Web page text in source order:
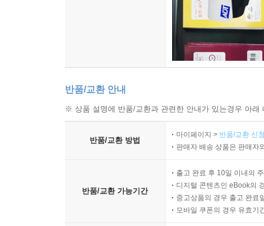
반품/교환 안내
※ 상품 설명에 반품/교환과 관련한 안내가 있는경우 아
반품/교환 방법
마이페이지 > 반품/교환 신
판매자 배송 상품은 판매자
반품/교환 가능기간
출고 완료 후 10일 이내의
디지털 콘텐츠인 eBook의
중고상품의 경우 출고 완료
모바일 쿠폰의 경우 유효기